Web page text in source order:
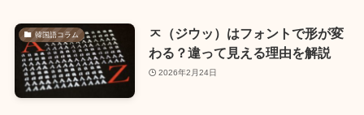
韓国語コラム
ㅈ（ジウッ）はフォントで形が変
わる？違って見える理由を解説
2026年2月24日